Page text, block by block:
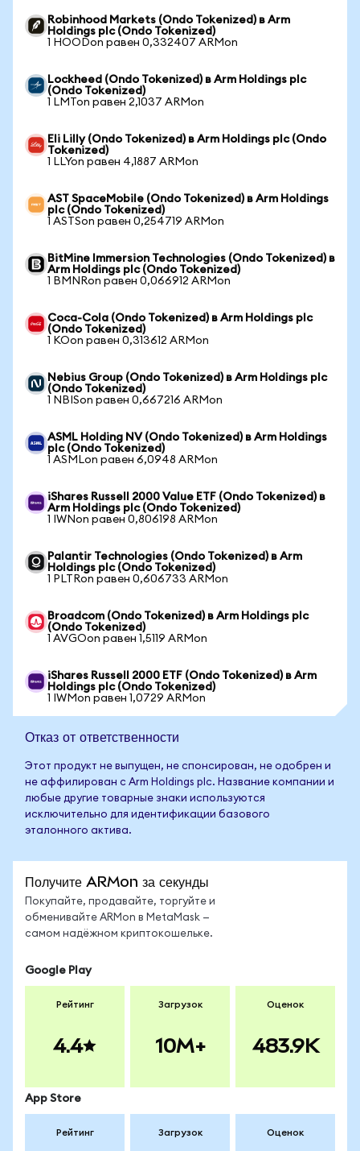
Robinhood Markets (Ondo Tokenized) в Arm
Holdings plc (Ondo Tokenized)
1 HOODon равен 0,332407 ARMon
Lockheed (Ondo Tokenized) в Arm Holdings plc
(Ondo Tokenized)
1 LMTon равен 2,1037 ARMon
Eli Lilly (Ondo Tokenized) в Arm Holdings plc (Ondo
Tokenized)
1 LLYon равен 4,1887 ARMon
AST SpaceMobile (Ondo Tokenized) в Arm Holdings
plc (Ondo Tokenized)
1 ASTSon равен 0,254719 ARMon
BitMine Immersion Technologies (Ondo Tokenized) в
Arm Holdings plc (Ondo Tokenized)
1 BMNRon равен 0,066912 ARMon
Coca-Cola (Ondo Tokenized) в Arm Holdings plc
(Ondo Tokenized)
1 KOon равен 0,313612 ARMon
Nebius Group (Ondo Tokenized) в Arm Holdings plc
(Ondo Tokenized)
1 NBISon равен 0,667216 ARMon
ASML Holding NV (Ondo Tokenized) в Arm Holdings
plc (Ondo Tokenized)
1 ASMLon равен 6,0948 ARMon
iShares Russell 2000 Value ETF (Ondo Tokenized) в
Arm Holdings plc (Ondo Tokenized)
1 IWNon равен 0,806198 ARMon
Palantir Technologies (Ondo Tokenized) в Arm
Holdings plc (Ondo Tokenized)
1 PLTRon равен 0,606733 ARMon
Broadcom (Ondo Tokenized) в Arm Holdings plc
(Ondo Tokenized)
1 AVGOon равен 1,5119 ARMon
iShares Russell 2000 ETF (Ondo Tokenized) в Arm
Holdings plc (Ondo Tokenized)
1 IWMon равен 1,0729 ARMon
Отказ от ответственности
Этот продукт не выпущен, не спонсирован, не одобрен и
не аффилирован с Arm Holdings plc. Название компании и
любые другие товарные знаки используются
исключительно для идентификации базового
эталонного актива.
Получите ARMon за секунды
Покупайте, продавайте, торгуйте и
обменивайте ARMon в MetaMask —
самом надёжном криптокошельке.
Google Play
Рейтинг
4.4
Загрузок
10M+
Оценок
483.9K
App Store
Рейтинг Загрузок Оценок